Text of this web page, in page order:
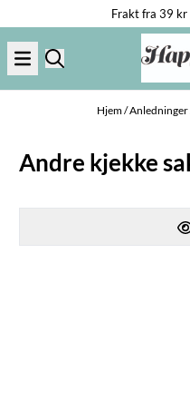
Frakt fra 39
Hjem/Anledninger
Andre kjekke